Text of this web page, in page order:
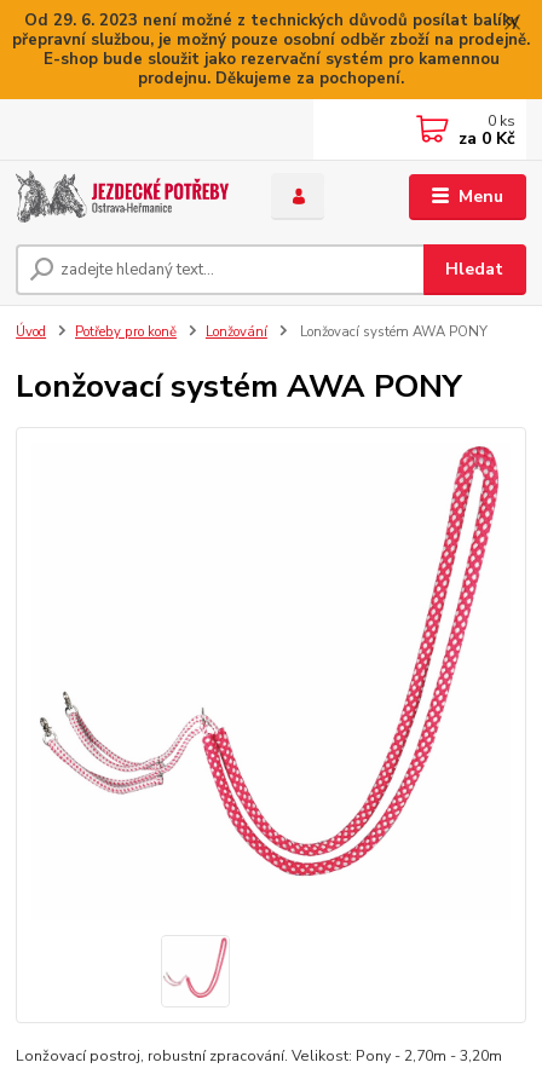
Od 29. 6. 2023 není možné z technických důvodů posílat balíky
přepravní službou, je možný pouze osobní odběr zboží na prodejně.
E-shop bude sloužit jako rezervační systém pro kamennou
prodejnu. Děkujeme za pochopení.
Menu
Hledat
0 ks
za 0 Kč
Úvod Potřeby pro koně Lonžování Lonžovací systém AWA PONY
Lonžovací systém AWA PONY
Lonžovací postroj, robustní zpracování. Velikost: Pony - 2,70m - 3,20m